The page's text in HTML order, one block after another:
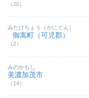
（20）
御嵩町（可児郡）
（2）
みたけちょう（かにぐん）
美濃加茂市
（14）
みのかもし